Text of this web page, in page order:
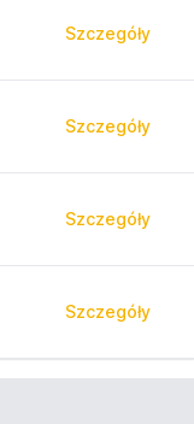
Szczegóły
Szczegóły
Szczegóły
Szczegóły